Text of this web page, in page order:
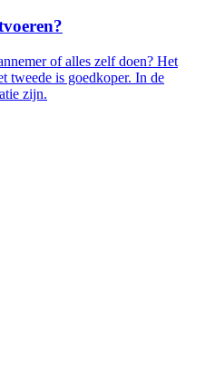
of alles zelf doen? Het
tweede is goedkoper. In de
zijn.